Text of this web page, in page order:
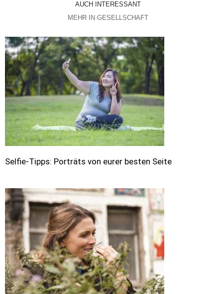
AUCH INTERESSANT
MEHR IN GESELLSCHAFT
Selfie-Tipps: Porträts von eurer besten Seite